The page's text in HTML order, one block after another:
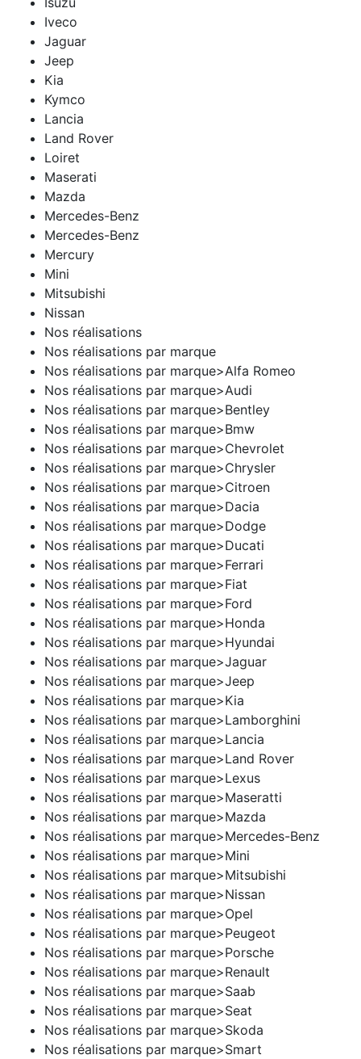
Iveco
Jaguar
Jeep
Kia
Kymco
Lancia
Land Rover
Loiret
Maserati
Mazda
Mercedes-Benz
Mercedes-Benz
Mercury
Mini
Mitsubishi
Nissan
Nos réalisations
Nos réalisations par marque
Nos réalisations par marque>Alfa Romeo
Nos réalisations par marque>Audi
Nos réalisations par marque>Bentley
Nos réalisations par marque>Bmw
Nos réalisations par marque>Chevrolet
Nos réalisations par marque>Chrysler
Nos réalisations par marque>Citroen
Nos réalisations par marque>Dacia
Nos réalisations par marque>Dodge
Nos réalisations par marque>Ducati
Nos réalisations par marque>Ferrari
Nos réalisations par marque>Fiat
Nos réalisations par marque>Ford
Nos réalisations par marque>Honda
Nos réalisations par marque>Hyundai
Nos réalisations par marque>Jaguar
Nos réalisations par marque>Jeep
Nos réalisations par marque>Kia
Nos réalisations par marque>Lamborghini
Nos réalisations par marque>Lancia
Nos réalisations par marque>Land Rover
Nos réalisations par marque>Lexus
Nos réalisations par marque>Maseratti
Nos réalisations par marque>Mazda
Nos réalisations par marque>Mercedes-Benz
Nos réalisations par marque>Mini
Nos réalisations par marque>Mitsubishi
Nos réalisations par marque>Nissan
Nos réalisations par marque>Opel
Nos réalisations par marque>Peugeot
Nos réalisations par marque>Porsche
Nos réalisations par marque>Renault
Nos réalisations par marque>Saab
Nos réalisations par marque>Seat
Nos réalisations par marque>Skoda
Nos réalisations par marque>Smart